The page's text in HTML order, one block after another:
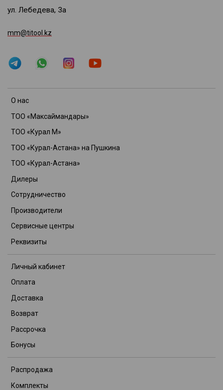
О нас
ТОО «Максаймандары»
ТОО «Курал М»
ТОО «Курал-Астана» на Пушкина
ТОО «Курал-Астана»
Дилеры
Сотрудничество
Производители
Сервисные центры
Реквизиты
Личный кабинет
Оплата
Доставка
Возврат
Рассрочка
Бонусы
Распродажа
Комплекты
ул. Лебедева, 3а
mm@titool.kz